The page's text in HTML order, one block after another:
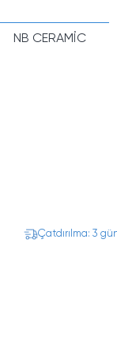
NB CERAMİC
Çatdırılma: 3